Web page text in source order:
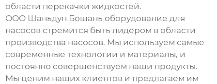
области перекачки жидкостей.
ООО Шаньдун Бошань оборудование для
насосов стремится быть лидером в области
производства насосов. Мы используем самые
современные технологии и материалы, и
постоянно совершенствуем наши продукты.
Мы ценим наших клиентов и предлагаем им